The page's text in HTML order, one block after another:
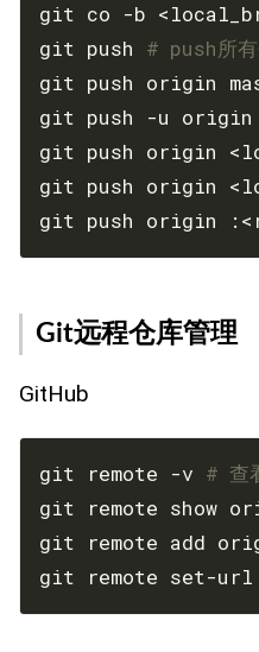
git co -b
git push # push所
git push origin
git push -u origin
git push origin
git push origin
git push origin
Git远程仓库管理
GitHub
git remote -v # 查
git remote show
git remote add
git remote set-